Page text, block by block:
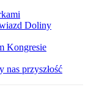
Doliny
Kongresie
nas przyszłość